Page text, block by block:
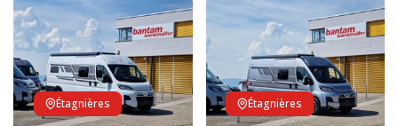
Étagnières Étagnières